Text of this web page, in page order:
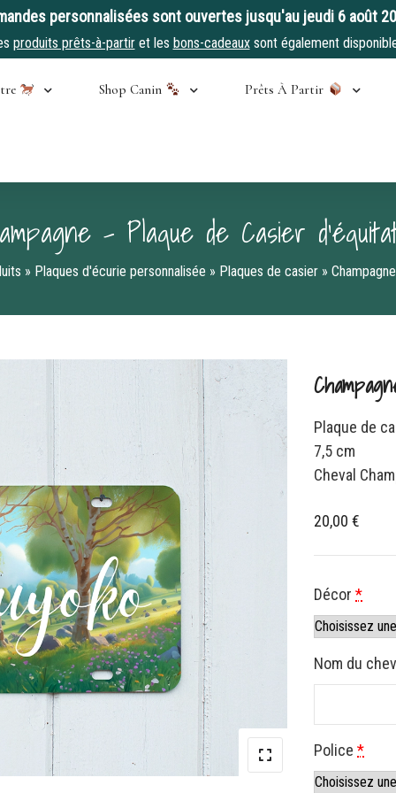
personnalisées sont ouvertes jusqu'au jeudi 6 août
produits prêts-à-partiret les bons-cadeauxsont également
Shop Canin Prêts À Partir
– Plaque de Casier
» Plaques d'écurie personnalisée » Plaques de casier »
Plaque de
7,5 cm
Cheval
20,00 €
Décor *
Nom du
Police *